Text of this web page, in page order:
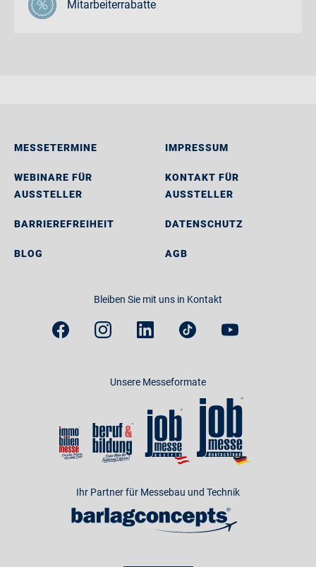
Mitarbeiterrabatte
MESSETERMINE
WEBINARE FÜR
AUSSTELLER
BARRIEREFREIHEIT
BLOG
IMPRESSUM
KONTAKT FÜR
AUSSTELLER
DATENSCHUTZ
AGB
Bleiben Sie mit uns in Kontakt
Unsere Messeformate
Ihr Partner für Messebau und Technik